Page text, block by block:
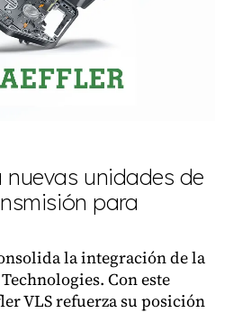
nuevas unidades de
para
la integración de la
Con este
VLS refuerza su posición